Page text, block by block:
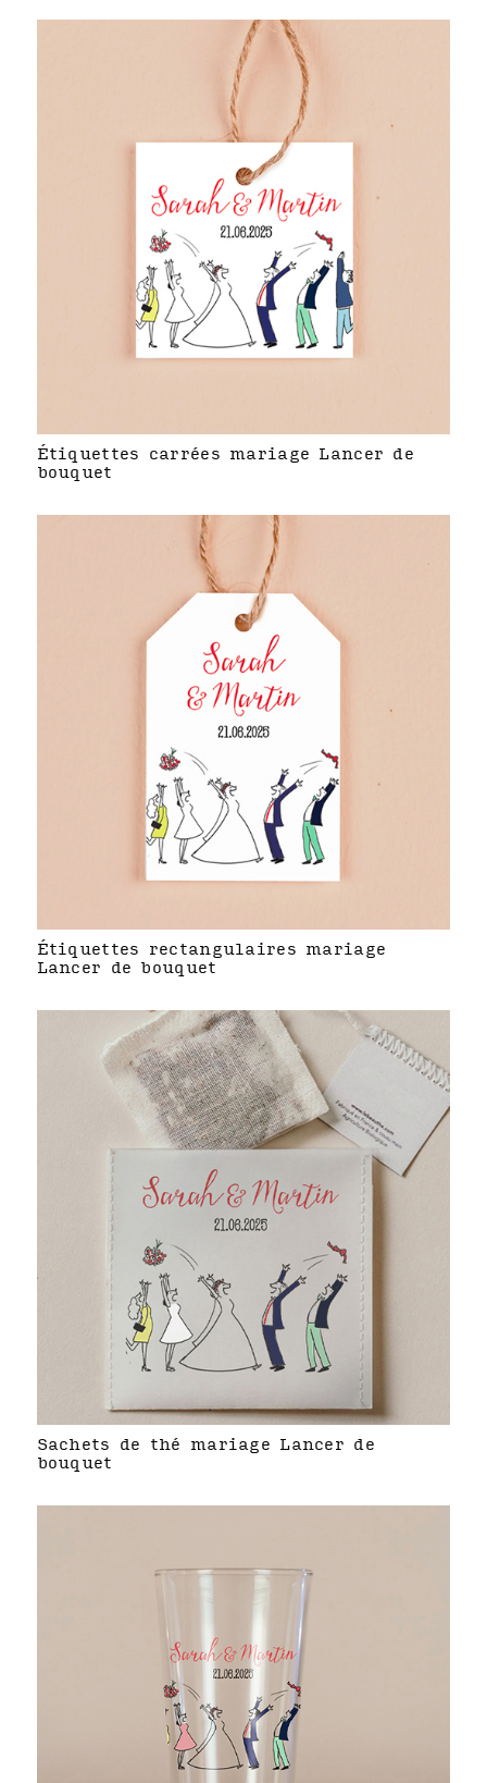
Étiquettes carrées mariage Lancer de
bouquet
Étiquettes rectangulaires mariage
Lancer de bouquet
Sachets de thé mariage Lancer de
bouquet